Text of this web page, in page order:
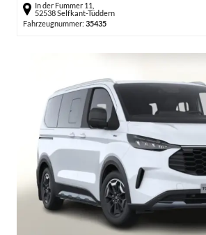
In der Fummer 11,
52538 Selfkant-Tüddern
Fahrzeugnummer: 35435